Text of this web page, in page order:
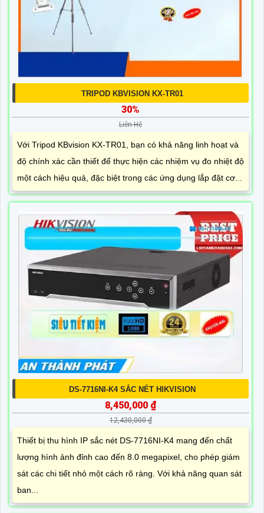
TRIPOD KBVISION KX-TR01
30%
Liên Hệ
Với Tripod KBvision KX-TR01, bạn có khả năng linh hoạt và
độ chính xác cần thiết để thực hiện các nhiệm vụ đo nhiệt độ
một cách hiệu quả, đặc biệt trong các ứng dụng lắp đặt cơ...
DS-7716NI-K4 SẮC NÉT HIKVISION
8,450,000 ₫
12,430,000 ₫
Thiết bị thu hình IP sắc nét DS-7716NI-K4 mang đến chất
lượng hình ảnh đỉnh cao đến 8.0 megapixel, cho phép giám
sát các chi tiết nhỏ một cách rõ ràng. Với khả năng quan sát
ban...